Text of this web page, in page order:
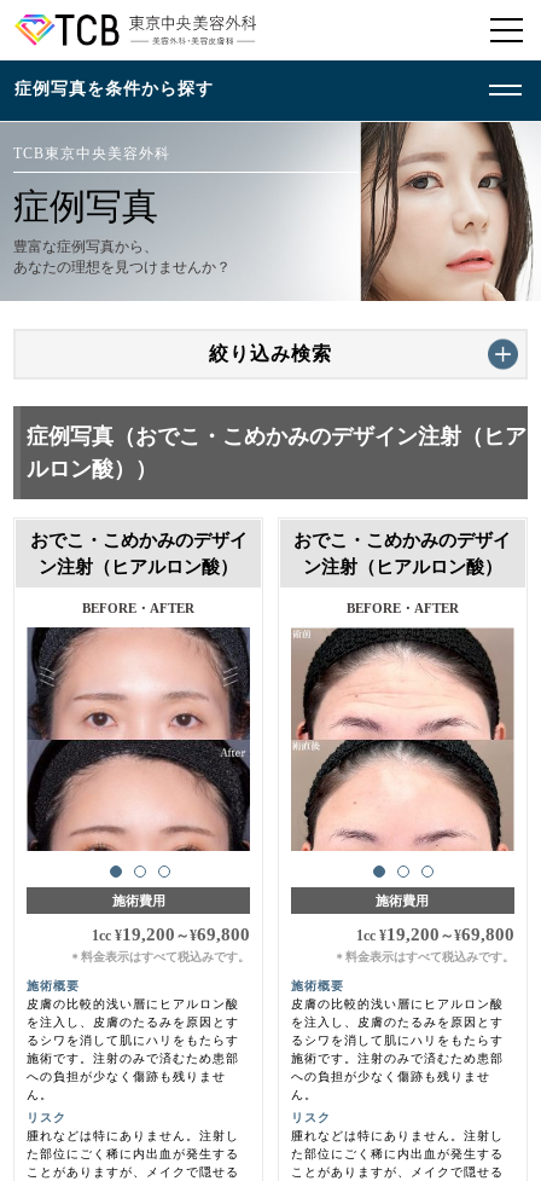
TCB東京中央美容外科
症例写真
豊富な症例写真から、
あなたの理想を見つけませんか？
絞り込み検索
症例写真（おでこ・こめかみのデザイン注射（ヒア
ルロン酸））
おでこ・こめかみのデザイ
ン注射（ヒアルロン酸）
施術費用
1cc¥19,200 ～¥69,800
＊料金表示はすべて税込みです。
施術概要
皮膚の比較的浅い層にヒアルロン酸
を注入し、皮膚のたるみを原因とす
るシワを消して肌にハリをもたらす
施術です。注射のみで済むため患部
への負担が少なく傷跡も残りませ
ん。
リスク
腫れなどは特にありません。注射し
た部位にごく稀に内出血が発生する
ことがありますが、メイクで隠せる
おでこ・こめかみのデザイ
ン注射（ヒアルロン酸）
施術費用
1cc ¥19,200 ～¥69,800
＊ 料金表示はすべて税込みです。
施術概要
皮膚の比較的浅い層にヒアルロン酸
を注入し、皮膚のたるみを原因とす
るシワを消して肌にハリをもたらす
施術です。注射のみで済むため患部
への負担が少なく傷跡も残りませ
ん。
リスク
腫れなどは特にありません。注射し
た部位にごく稀に内出血が発生する
ことがありますが、メイクで隠せる